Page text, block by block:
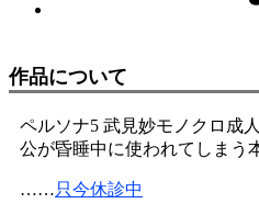
作品について
ペルソナ5 武見妙モノクロ成
公が昏睡中に使われてしまう
……只今休診中